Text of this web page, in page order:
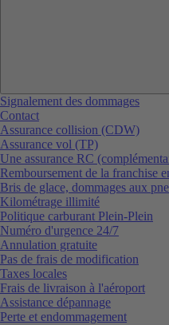
Signalement des dommages
Contact
Assurance collision (CDW)
Assurance vol (TP)
Une assurance RC
Remboursement de la franchise
Bris de glace, dommages aux
Kilométrage illimité
Politique carburant Plein-Plein
Numéro d'urgence 24/7
Annulation gratuite
Pas de frais de modification
Taxes locales
Frais de livraison à l'aéroport
Assistance dépannage
Perte et endommagement